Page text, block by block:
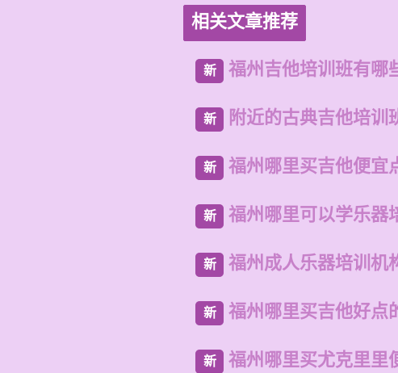
相关文章推荐
新 福州吉他培训班有哪
新 附近的古典吉他培训
新 福州哪里买吉他便宜
新 福州哪里可以学乐器
新 福州成人乐器培训机
新 福州哪里买吉他好点
新 福州哪里买尤克里里